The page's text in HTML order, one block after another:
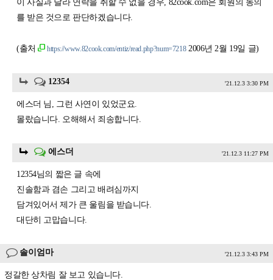
이 사실과 달라 연락을 취할 수 없을 경우, 82cook.com은 회원의 동의
를 받은 것으로 판단하겠습니다.
(출처 https://www.82cook.com/entiz/read.php?num=72182006년 2월 19일 글)
12354 '21.12.3 3:30 PM
에스더 님, 그런 사연이 있었군요.
몰랐습니다. 오해해서 죄송합니다.
에스더 '21.12.3 11:27 PM
12354님의 짧은 글 속에
진솔함과 겸손 그리고 배려심까지
담겨있어서 제가 큰 울림을 받습니다.
대단히 고맙습니다.
솔이엄마 '21.12.3 3:43 PM
정갈한 상차림 잘 보고 있습니다.